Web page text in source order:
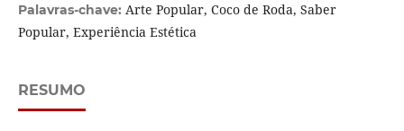
Palavras-chave: Arte Popular, Coco de Roda, Saber
Popular, Experiência Estética
RESUMO